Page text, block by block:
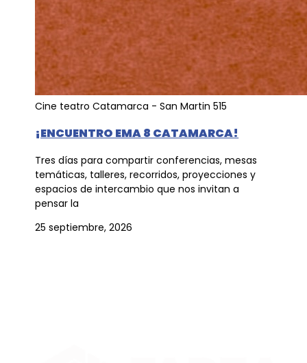
Cine teatro Catamarca - San Martin 515
¡ENCUENTRO EMA 8 CATAMARCA!
Tres días para compartir conferencias, mesas
temáticas, talleres, recorridos, proyecciones y
espacios de intercambio que nos invitan a
pensar la
25 septiembre, 2026